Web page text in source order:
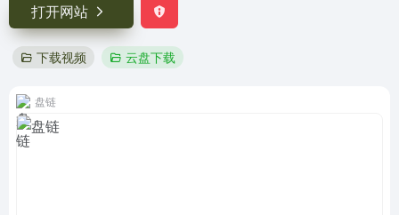
打开网站
下载视频 云盘下载
盘链